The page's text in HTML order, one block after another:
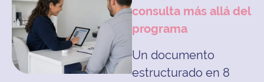
consulta más allá del
programa
Un documento
estructurado en 8